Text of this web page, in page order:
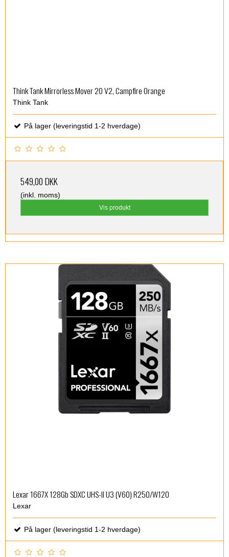
Think Tank Mirrorless Mover 20 V2, Campfire Orange
Think Tank
På lager (leveringstid 1-2 hverdage)
549,00 DKK
(inkl. moms)
Vis produkt
Lexar 1667X 128Gb SDXC UHS-II U3 (V60) R250/W120
Lexar
På lager (leveringstid 1-2 hverdage)